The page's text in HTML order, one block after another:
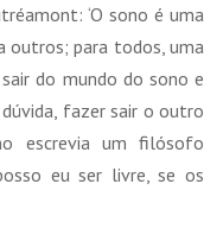
‘O sono é uma
outros; para todos, uma
do mundo do sono e
dúvida, fazer sair o outro
escrevia um filósofo
eu ser livre, se os